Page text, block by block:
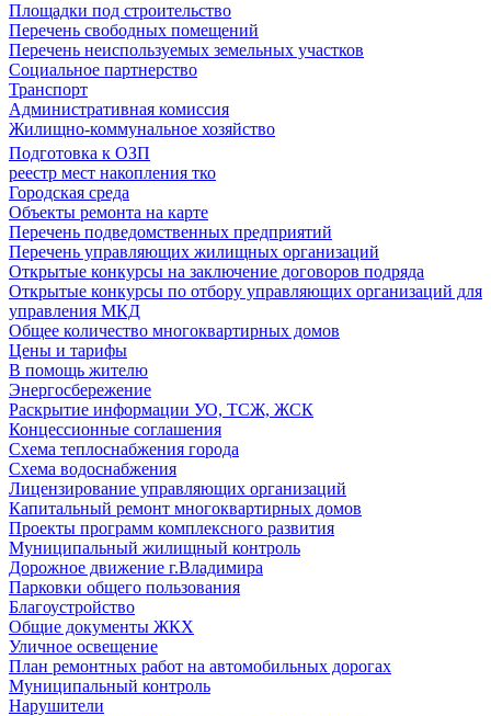
Площадки под строительство
Перечень свободных помещений
Перечень неиспользуемых земельных участков
Социальное партнерство
Транспорт
Административная комиссия
Жилищно-коммунальное хозяйство
Подготовка к ОЗП
реестр мест накопления тко
Городская среда
Объекты ремонта на карте
Перечень подведомственных предприятий
Перечень управляющих жилищных организаций
Открытые конкурсы на заключение договоров подряда
Открытые конкурсы по отбору управляющих организаций для
управления МКД
Общее количество многоквартирных домов
Цены и тарифы
В помощь жителю
Энергосбережение
Раскрытие информации УО, ТСЖ, ЖСК
Концессионные соглашения
Схема теплоснабжения города
Схема водоснабжения
Лицензирование управляющих организаций
Капитальный ремонт многоквартирных домов
Проекты программ комплексного развития
Муниципальный жилищный контроль
Дорожное движение г.Владимира
Парковки общего пользования
Благоустройство
Общие документы ЖКХ
Уличное освещение
План ремонтных работ на автомобильных дорогах
Муниципальный контроль
Нарушители